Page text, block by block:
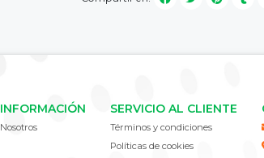
INFORMACIÓN
Nosotros
SERVICIO AL CLIENTE
Términos y condiciones
Políticas de cookies